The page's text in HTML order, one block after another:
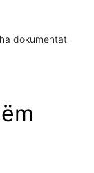
dokumentat